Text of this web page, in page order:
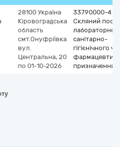
28100 Україна
Кіровоградська
область
смт.Онуфріївка
вул.
Центральна, 20
по 01-10-2026
33790000-4
Скляний
санітарно-
гігієнічного чи
призначення